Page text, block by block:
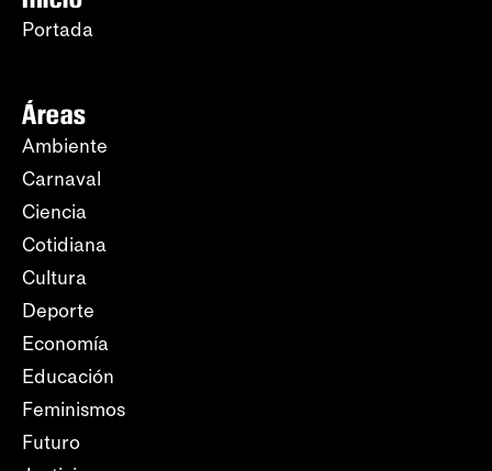
Portada
Áreas
Ambiente
Carnaval
Ciencia
Cotidiana
Cultura
Deporte
Economía
Educación
Feminismos
Futuro